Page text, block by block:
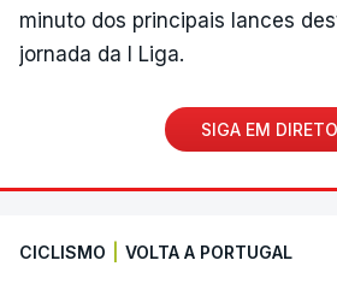
minuto dos principais lances
jornada da I Liga.
SIGA EM DIRETO
CICLISMO VOLTA A PORTUGAL